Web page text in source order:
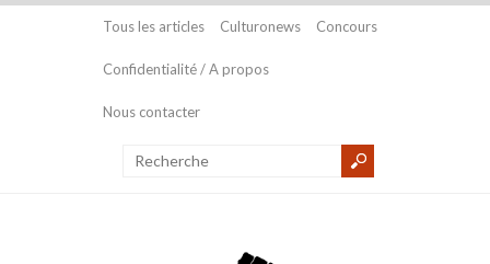
Tous les articles Culturonews Concours
Confidentialité / A propos
Nous contacter